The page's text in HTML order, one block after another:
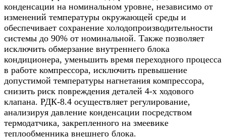
конденсации на номинальном уровне, независимо от
изменений температуры окружающей среды и
обеспечивает сохранение холодопроизводительности
системы до 90% от номинальной. Также позволяет
исключить обмерзание внутреннего блока
кондиционера, уменьшить время переходного процесса
в работе компрессора, исключить превышение
допустимой температуры нагнетания компрессора,
снизить риск повреждения деталей 4-х ходового
клапана. РДК-8.4 осуществляет регулирование,
анализируя давление конденсации посредством
термодатчика, закрепленного на змеевике
теплообменника внешнего блока.